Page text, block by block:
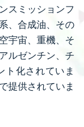
スミッションフ
、合成油、その
宇宙、重機、そ
ルゼンチン、チ
ト化されていま
提供されていま